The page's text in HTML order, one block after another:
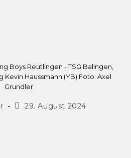
Boys Reutlingen - TSG Balingen,
Kevin Haussmann (YB) Foto: Axel
Grundler
29. August 2024